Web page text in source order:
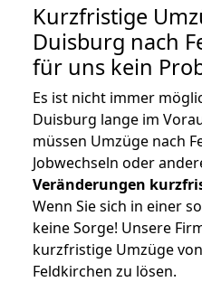
Kurzfristige
Duisburg nach
für uns kein
Es ist nicht immer
Duisburg lange im
müssen Umzüge nach
Jobwechseln oder
Veränderungen
Wenn Sie sich in einer
keine Sorge! Unsere
kurzfristige Umzüge
Feldkirchen zu lösen.